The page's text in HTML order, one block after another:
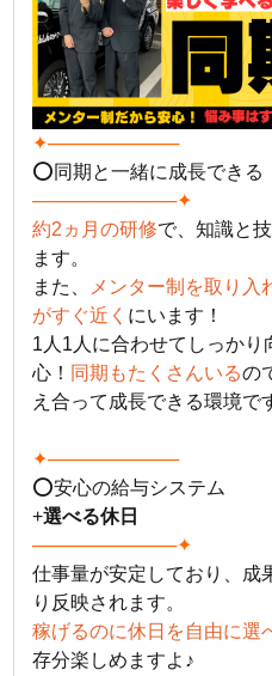
✦──────────
⭕同期と一緒に成長できる
───────────✦
約2ヵ月の研修で、知識と
ます。
また、
メンター制を取り入
がすぐ近く にいます！
1人1人に合わせてしっか
心！ 同期もたくさんいるの
え合って成長できる環境で
✦──────────
⭕安心の給与システム
+選べる休日
───────────✦
仕事量が安定しており、成
り反映されます。
稼げるのに休日を自由に選
存分楽しめますよ♪